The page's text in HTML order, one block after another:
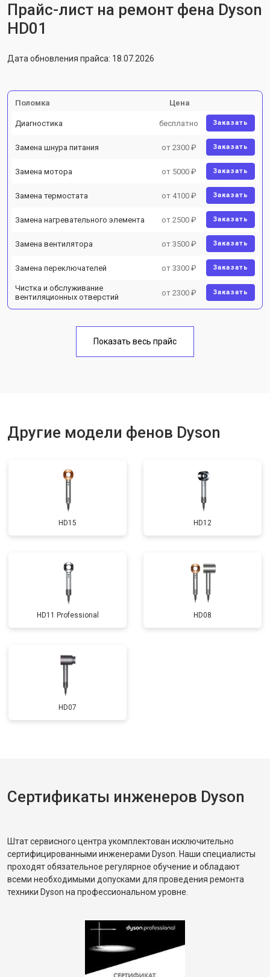
Прайс-лист на ремонт фена Dyson
HD01
Дата обновления прайса: 18.07.2026
Поломка Цена
Диагностика бесплатно Заказать
Замена шнура питания от 2300 ₽ Заказать
Замена мотора от 5000 ₽ Заказать
Замена термостата от 4100 ₽ Заказать
Замена нагревательного элемента от 2500 ₽ Заказать
Замена вентилятора от 3500 ₽ Заказать
Замена переключателей от 3300 ₽ Заказать
Чистка и обслуживание
вентиляционных отверстий
от 2300 ₽ Заказать
Показать весь прайс
Другие модели фенов Dyson
HD15 HD12
HD11 Professional HD08
HD07
Сертификаты инженеров Dyson
Штат сервисного центра укомплектован исключительно
сертифицированными инженерами Dyson. Наши специалисты
проходят обязательное регулярное обучение и обладают
всеми необходимыми допусками для проведения ремонта
техники Dyson на профессиональном уровне.